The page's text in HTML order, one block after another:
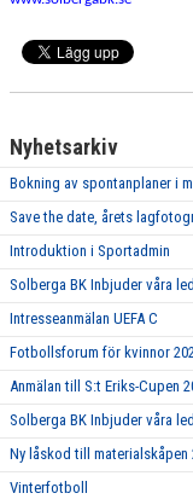
Nyhetsarkiv
Bokning av spontanplaner i
Save the date, årets
Introduktion i Sportadmin
Solberga BK Inbjuder våra
Intresseanmälan UEFA C
Fotbollsforum för kvinnor
Anmälan till S:t Eriks-Cupen
Solberga BK Inbjuder våra
Ny låskod till materialskåpen
Vinterfotboll